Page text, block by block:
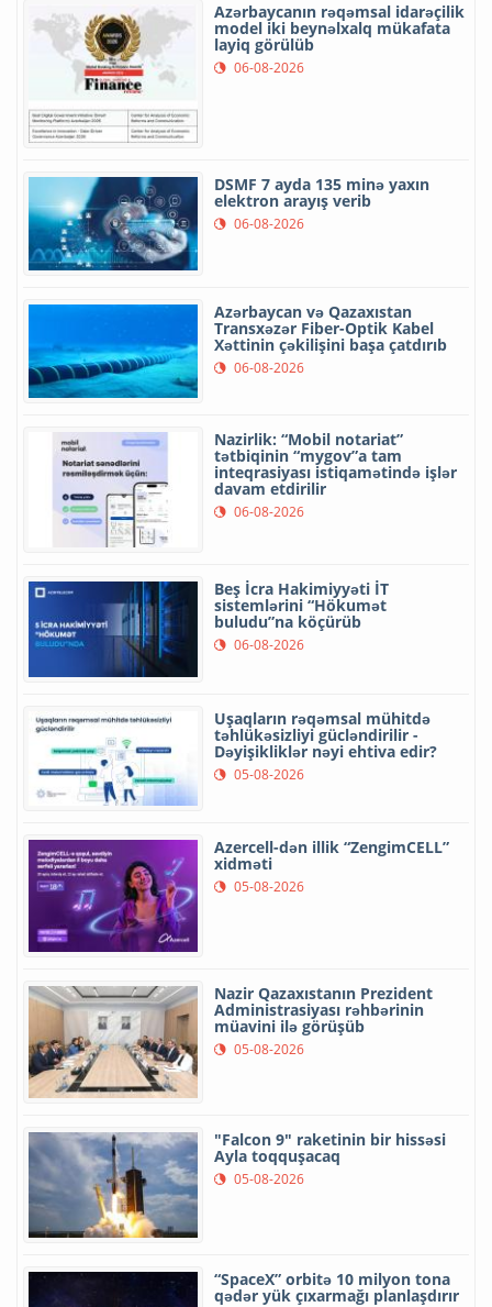
Azərbaycanın rəqəmsal idarəçilik
model iki beynəlxalq mükafata
layiq görülüb
06-08-2026
DSMF 7 ayda 135 minə yaxın
elektron arayış verib
06-08-2026
Azərbaycan və Qazaxıstan
Transxəzər Fiber-Optik Kabel
Xəttinin çəkilişini başa çatdırıb
06-08-2026
Nazirlik: “Mobil notariat”
tətbiqinin “mygov”a tam
inteqrasiyası istiqamətində işlər
davam etdirilir
06-08-2026
Beş İcra Hakimiyyəti İT
sistemlərini “Hökumət
buludu”na köçürüb
06-08-2026
Uşaqların rəqəmsal mühitdə
təhlükəsizliyi gücləndirilir -
Dəyişikliklər nəyi ehtiva edir?
05-08-2026
Azercell-dən illik “ZengimCELL”
xidməti
05-08-2026
Nazir Qazaxıstanın Prezident
Administrasiyası rəhbərinin
müavini ilə görüşüb
05-08-2026
"Falcon 9" raketinin bir hissəsi
Ayla toqquşacaq
05-08-2026
“SpaceX” orbitə 10 milyon tona
qədər yük çıxarmağı planlaşdırır